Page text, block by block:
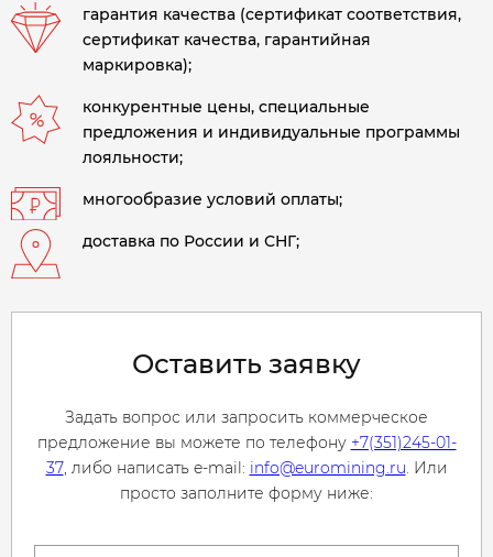
гарантия качества (сертификат соответствия,
сертификат качества, гарантийная
маркировка);
конкурентные цены, специальные
предложения и индивидуальные программы
лояльности;
многообразие условий оплаты;
доставка по России и СНГ;
Оставить заявку
Задать вопрос или запросить коммерческое
предложение вы можете по телефону +7(351)245-01-
37, либо написать e-mail: info@euromining.ru. Или
просто заполните форму ниже: